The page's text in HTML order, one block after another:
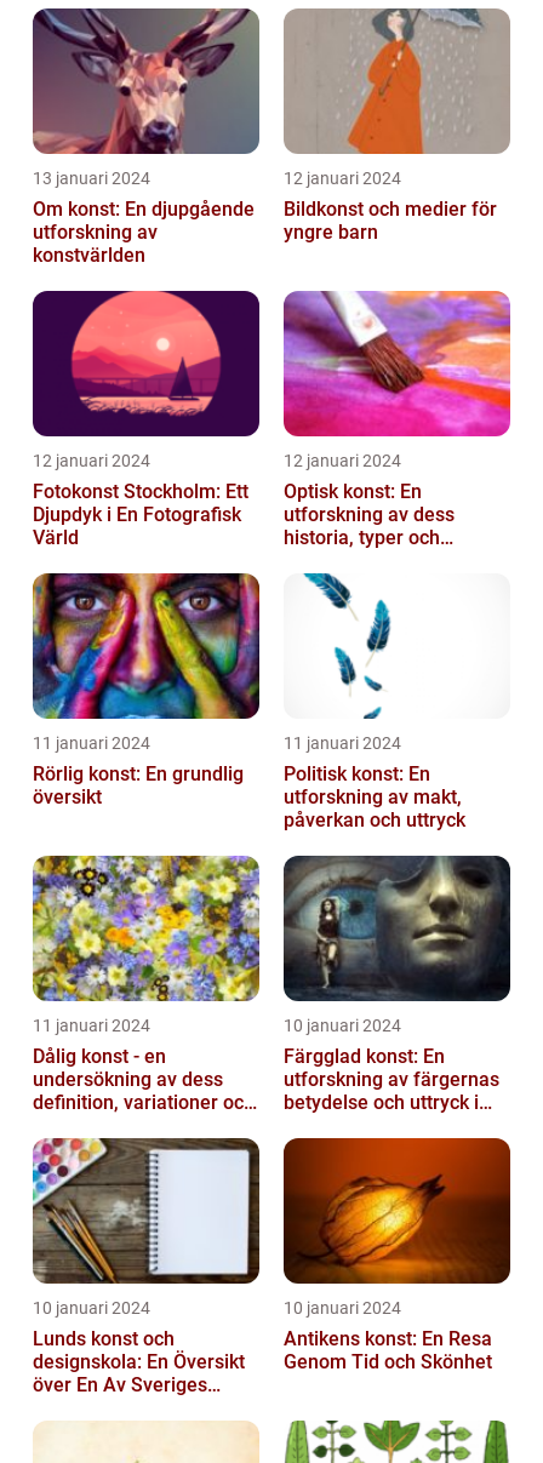
13 januari 2024
Om konst: En djupgående
utforskning av
konstvärlden
12 januari 2024
Bildkonst och medier för
yngre barn
12 januari 2024
Fotokonst Stockholm: Ett
Djupdyk i En Fotografisk
Värld
12 januari 2024
Optisk konst: En
utforskning av dess
historia, typer och
11 januari 2024
Rörlig konst: En grundlig
översikt
11 januari 2024
Politisk konst: En
utforskning av makt,
påverkan och uttryck
11 januari 2024
Dålig konst - en
undersökning av dess
definition, variationer och
10 januari 2024
Färgglad konst: En
utforskning av färgernas
betydelse och uttryck i
10 januari 2024
Lunds konst och
designskola: En Översikt
över En Av Sveriges
Utbildningsanstalter inom
10 januari 2024
Antikens konst: En Resa
Genom Tid och Skönhet